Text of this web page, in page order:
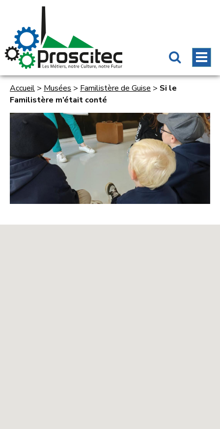
Accueil > Musées > Familistère de Guise > Si le
Familistère m’était conté